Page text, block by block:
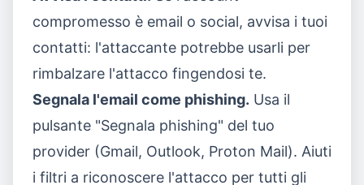
compromesso è email o social, avvisa i tuoi
contatti: l'attaccante potrebbe usarli per
rimbalzare l'attacco fingendosi te.
Segnala l'email come phishing. Usa il
pulsante "Segnala phishing" del tuo
provider (Gmail, Outlook, Proton Mail). Aiuti
i filtri a riconoscere l'attacco per tutti gli